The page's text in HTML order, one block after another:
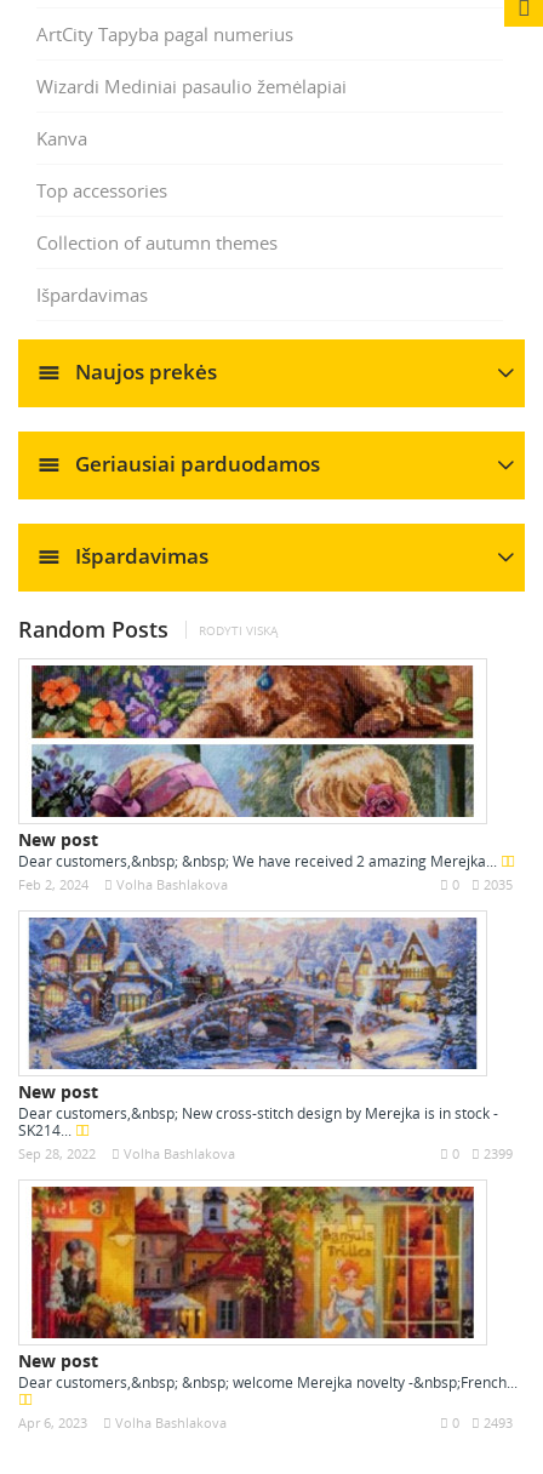
ArtCity Tapyba pagal numerius
Wizardi Mediniai pasaulio žemėlapiai
Kanva
Top accessories
Collection of autumn themes
Išpardavimas
Naujos prekės
Geriausiai parduodamos
Išpardavimas
Random Posts RODYTI VISKĄ
New post
Dear customers,&nbsp; &nbsp; We have received 2 amazing Merejka...
Feb 2, 2024 Volha Bashlakova 2035
0
New post
Dear customers,&nbsp; New cross-stitch design by Merejka is in stock -
SK214...
Sep 28, 2022 Volha Bashlakova 2399
0
New post
Dear customers,&nbsp; &nbsp; welcome Merejka novelty -&nbsp;French...
Apr 6, 2023 Volha Bashlakova 2493
0